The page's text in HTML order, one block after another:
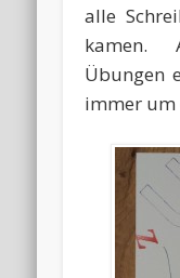
alle
kamen.
Übungen
immer um